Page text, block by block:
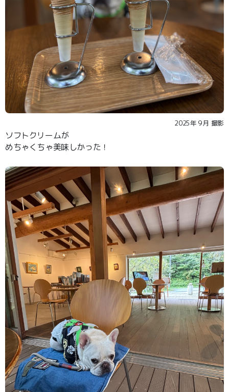
2025年９月 撮影
ソフトクリームが
めちゃくちゃ美味しかった！